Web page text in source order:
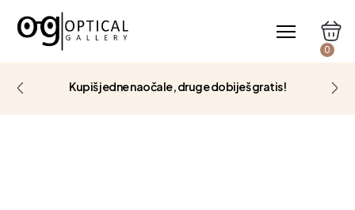
0
Kupiš jedne naočale, druge dobiješ gratis!